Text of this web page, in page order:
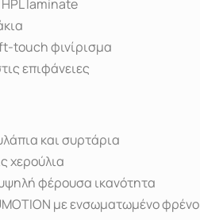
laminate
touch φινίρισμα
επιφάνειες
και συρτάρια
χερούλια
φέρουσα ικανότητα
με ενσωματωμένο φρένο